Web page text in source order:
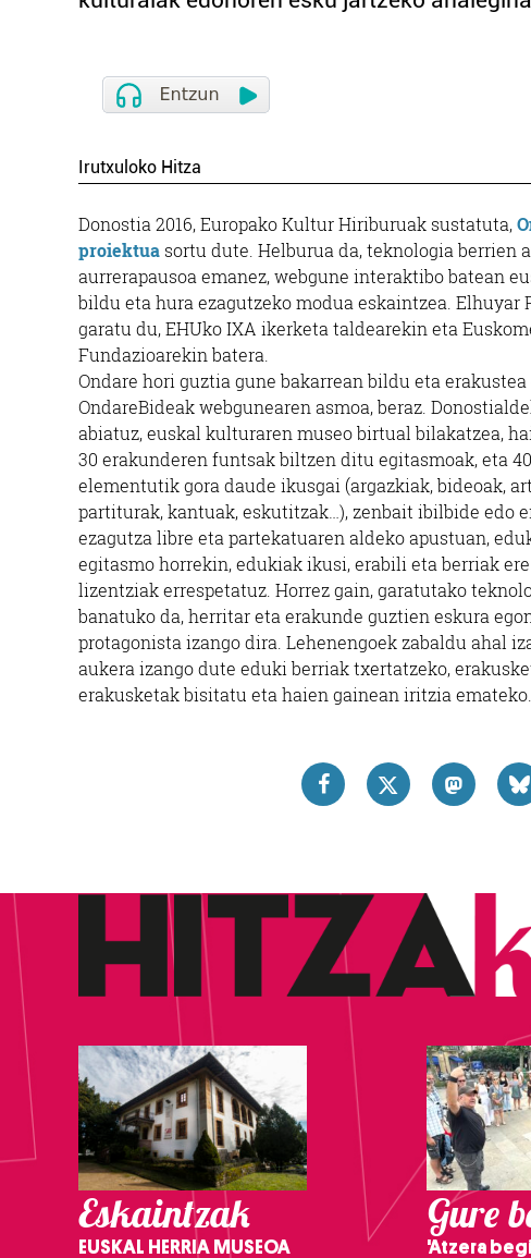
Irutxuloko Hitza
Donostia 2016, Europako Kultur Hiriburuak sustatuta,
proiektua sortu dute. Helburua da, teknologia berrien
aurrerapausoa emanez, webgune interaktibo batean
bildu eta hura ezagutzeko modua eskaintzea. Elhuyar
garatu du, EHUko IXA ikerketa taldearekin eta
Fundazioarekin batera.
Ondare hori guztia gune bakarrean bildu eta erakustea
OndareBideak webgunearen asmoa, beraz.
abiatuz, euskal kulturaren museo birtual bilakatzea,
30 erakunderen funtsak biltzen ditu egitasmoak, eta
elementutik gora daude ikusgai (argazkiak, bideoak,
partiturak, kantuak, eskutitzak…), zenbait ibilbide edo
ezagutza libre eta partekatuaren aldeko apustuan,
egitasmo horrekin, edukiak ikusi, erabili eta berriak
lizentziak errespetatuz. Horrez gain, garatutako
banatuko da, herritar eta erakunde guztien eskura
protagonista izango dira. Lehenengoek zabaldu ahal
aukera izango dute eduki berriak txertatzeko,
erakusketak bisitatu eta haien gainean iritzia emateko.
Eskaintzak
EUSKAL HERRIA MUSEOA
Gure
'Atzera